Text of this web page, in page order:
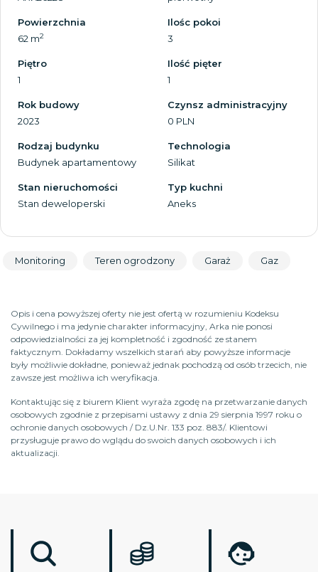
Powierzchnia
62 m2
Ilośc pokoi
3
Piętro
1
Ilość pięter
1
Rok budowy
2023
Czynsz administracyjny
0 PLN
Rodzaj budynku
Budynek apartamentowy
Technologia
Silikat
Stan nieruchomości
Stan deweloperski
Typ kuchni
Aneks
Monitoring Teren ogrodzony Garaż Gaz
Opis i cena powyższej oferty nie jest ofertą w rozumieniu Kodeksu
Cywilnego i ma jedynie charakter informacyjny, Arka nie ponosi
odpowiedzialności za jej kompletność i zgodność ze stanem
faktycznym. Dokładamy wszelkich starań aby powyższe informacje
były możliwie dokładne, ponieważ jednak pochodzą od osób trzecich, nie
zawsze jest możliwa ich weryfikacja.
Kontaktując się z biurem Klient wyraża zgodę na przetwarzanie danych
osobowych zgodnie z przepisami ustawy z dnia 29 sierpnia 1997 roku o
ochronie danych osobowych / Dz.U.Nr. 133 poz. 883/. Klientowi
przysługuje prawo do wglądu do swoich danych osobowych i ich
aktualizacji.